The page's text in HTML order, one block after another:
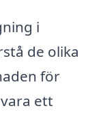
i
de olika
för
ett